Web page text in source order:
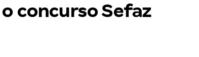
concurso Sefaz